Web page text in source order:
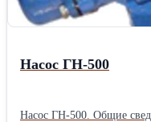
Насос ГН-500
Насос ГН-500. Общие сведения. Насосы серии ГН